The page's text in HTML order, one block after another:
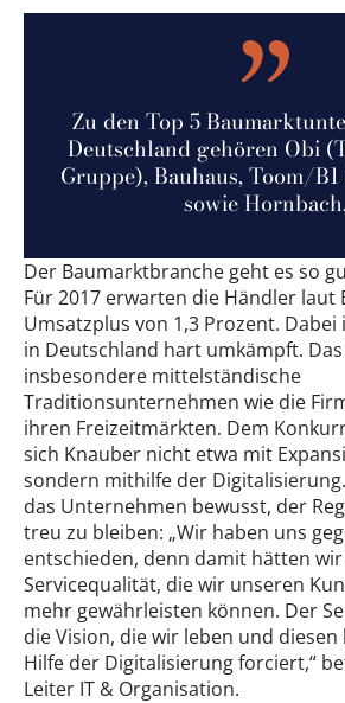
Zu den Top 5
Deutschland gehören Obi
Gruppe), Bauhaus, Toom/B1
sowie Hornbach.
Der Baumarktbranche geht es so
Für 2017 erwarten die Händler laut
Umsatzplus von 1,3 Prozent. Dabei
in Deutschland hart umkämpft.
insbesondere mittelständische
Traditionsunternehmen wie die
ihren Freizeitmärkten. Dem
sich Knauber nicht etwa mit
sondern mithilfe der
das Unternehmen bewusst, der
treu zu bleiben: „Wir haben uns
entschieden, denn damit hätten
Servicequalität, die wir unseren
mehr gewährleisten können. Der
die Vision, die wir leben und
Hilfe der Digitalisierung forciert,“
Leiter IT & Organisation.